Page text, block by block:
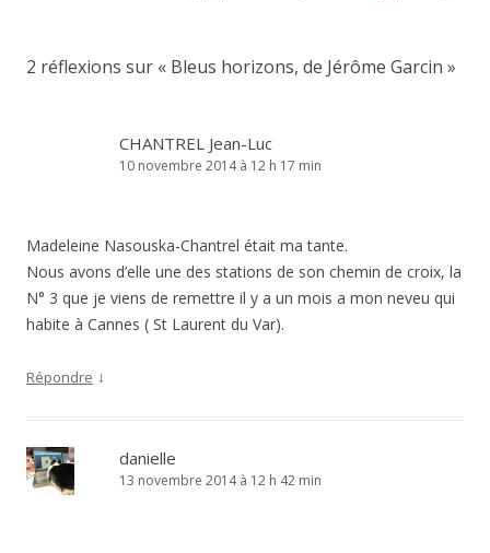
2 réflexions sur « Bleus horizons, de Jérôme Garcin »
CHANTREL Jean-Luc
10 novembre 2014 à 12 h 17 min
Madeleine Nasouska-Chantrel était ma tante.
Nous avons d’elle une des stations de son chemin de croix, la
N° 3 que je viens de remettre il y a un mois a mon neveu qui
habite à Cannes ( St Laurent du Var).
Répondre ↓
danielle
13 novembre 2014 à 12 h 42 min